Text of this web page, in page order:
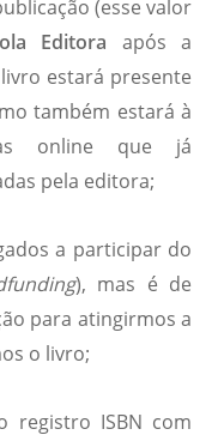
(esse valor
Editora após a
estará presente
também estará à
online que já
pela editora;
a participar do
), mas é de
para atingirmos a
o livro;
registro ISBN com